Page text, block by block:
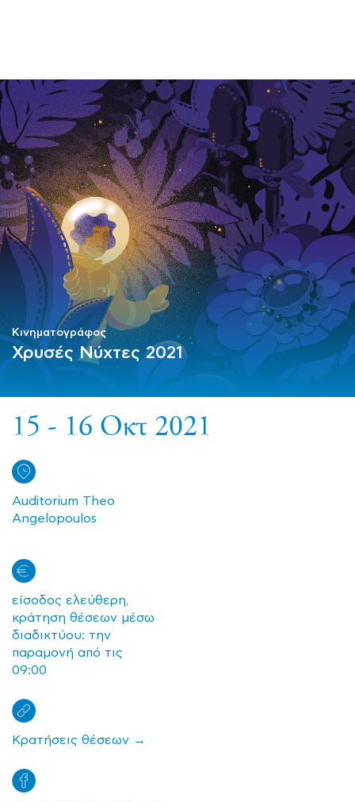
ΣΠΟΥΔΕΣ
ΣΥΝΕΡΓΕΙΕΣ
ΒΙΒΛΙΟΘΗΚΗ
15 - 16 Οκτ 2021
Auditorium Theo
Angelopoulos
είσοδος ελεύθερη,
κράτηση θέσεων μέσω
διαδικτύου: την
παραμονή από τις
09:00
Κρατήσεις θέσεων →
Κινηματογράφος
Χρυσές Νύχτες 2021